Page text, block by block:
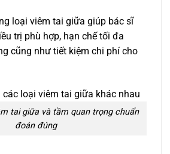
loại viêm tai giữa giúp bác sĩ
trị phù hợp, hạn chế tối đa
cũng như tiết kiệm chi phí cho
tai giữa và tầm quan trọng chuẩn
đoán đúng